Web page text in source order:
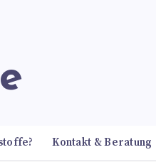
Kontakt & Beratung